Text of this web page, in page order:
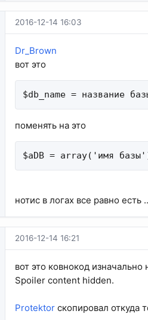
2016-12-14 16:03
Dr_Brown
вот это
$db_name = название
поменять на это
$aDB = array('имя
нотис в логах все равно есть ..
2016-12-14 16:21
вот это ковнокод изначально
Spoiler content hidden.
Protektor скопировал откуда